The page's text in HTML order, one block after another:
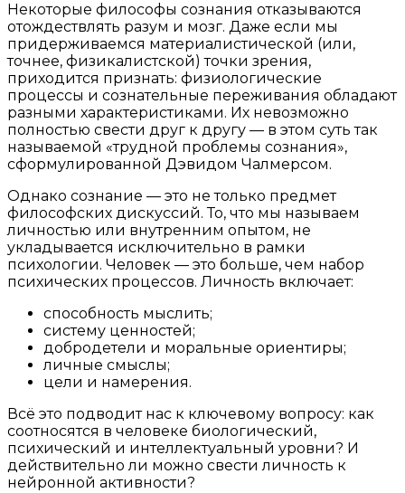
Некоторые философы сознания отказываются
отождествлять разум и мозг. Даже если мы
придерживаемся материалистической (или,
точнее, физикалистской) точки зрения,
приходится признать: физиологические
процессы и сознательные переживания обладают
разными характеристиками. Их невозможно
полностью свести друг к другу — в этом суть так
называемой «трудной проблемы сознания»,
сформулированной Дэвидом Чалмерсом.
Однако сознание — это не только предмет
философских дискуссий. То, что мы называем
личностью или внутренним опытом, не
укладывается исключительно в рамки
психологии. Человек — это больше, чем набор
психических процессов. Личность включает:
способность мыслить;
систему ценностей;
добродетели и моральные ориентиры;
личные смыслы;
цели и намерения.
Всё это подводит нас к ключевому вопросу: как
соотносятся в человеке биологический,
психический и интеллектуальный уровни? И
действительно ли можно свести личность к
нейронной активности?